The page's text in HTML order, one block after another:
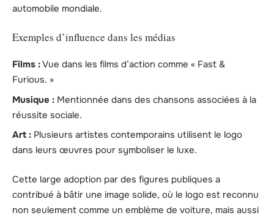
automobile mondiale.
Exemples d’influence dans les médias
Films :Vue dans les films d’action comme « Fast &
Furious. »
Musique : Mentionnée dans des chansons associées à la
réussite sociale.
Art : Plusieurs artistes contemporains utilisent le logo
dans leurs œuvres pour symboliser le luxe.
Cette large adoption par des figures publiques a
contribué à bâtir une image solide, où le logo est reconnu
non seulement comme un emblème de voiture, mais aussi